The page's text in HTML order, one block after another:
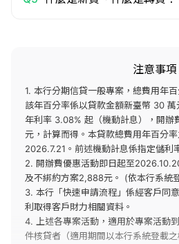
注意事項
1. 本行分期信貸一般專案，總費用年
該年百分率係以貸款金額新臺幣 30
年利率 3.08% 起（機動計息），開
元，計算而得。本貸款總費用年百分
2026.7.21。前述機動計息係指定儲利
2. 開辦費優惠活動即日起至
及不綁約方案2,888元。 (依本行系統
3. 本行「快速申請流程」係經客戶同
利取得客戶財力相關資料。
4. 上述各專案活動，適用於專案活動
件核貸者（適用期間以本行系統登載